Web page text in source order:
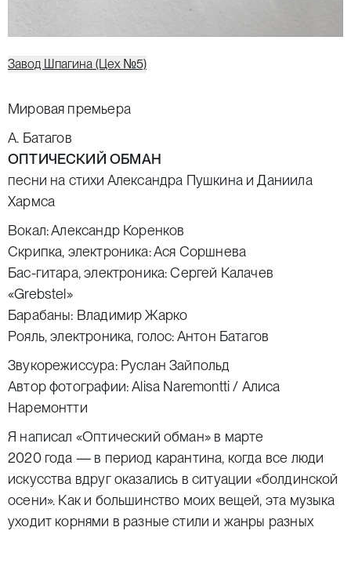
Завод Шпагина (Цех №5)
Мировая премьера
А. Батагов
ОПТИЧЕСКИЙ ОБМАН
песни на стихи Александра Пушкина и Даниила
Хармса
Вокал: Александр Коренков
Скрипка, электроника: Ася Соршнева
Бас-гитара, электроника: Сергей Калачев
«Grebstel»
Барабаны: Владимир Жарко
Рояль, электроника, голос: Антон Батагов
Звукорежиссура: Руслан Зайпольд
Автор фотографии: Alisa Naremontti / Алиса
Наремонтти
Я написал «Оптический обман» в марте
2020 года — в период карантина, когда все люди
искусства вдруг оказались в ситуации «болдинской
осени». Как и большинство моих вещей, эта музыка
уходит корнями в разные стили и жанры разных